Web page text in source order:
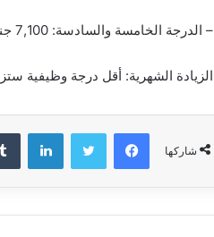
– الدرجة الخامسة والسادسة: 7,100 جنيه
الزيادة الشهرية: أقل درجة وظيفية ستزيد 1,100 جنيه في إجمالي الأجر
شاركها
فيسبوك تويتر لينكدإن